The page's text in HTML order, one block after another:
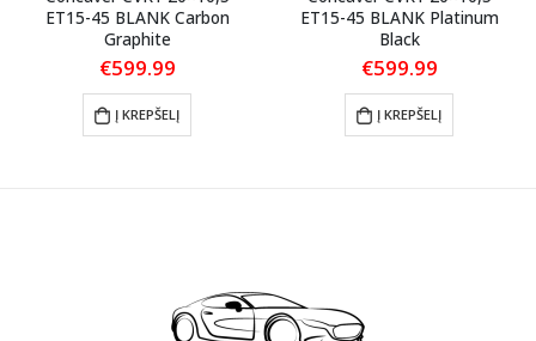
ET15-45 BLANK Carbon
Graphite
€599.99
Į KREPŠELĮ
ET15-45 BLANK Platinum
Black
€599.99
Į KREPŠELĮ